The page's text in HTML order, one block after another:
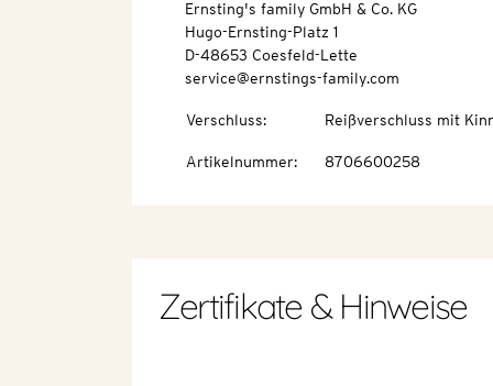
Ernsting's family GmbH & Co. KG
Hugo-Ernsting-Platz 1
D-48653 Coesfeld-Lette
service@ernstings-family.com
Verschluss: Reißverschluss mit
Artikelnummer: 8706600258
Zertifikate & Hinweise